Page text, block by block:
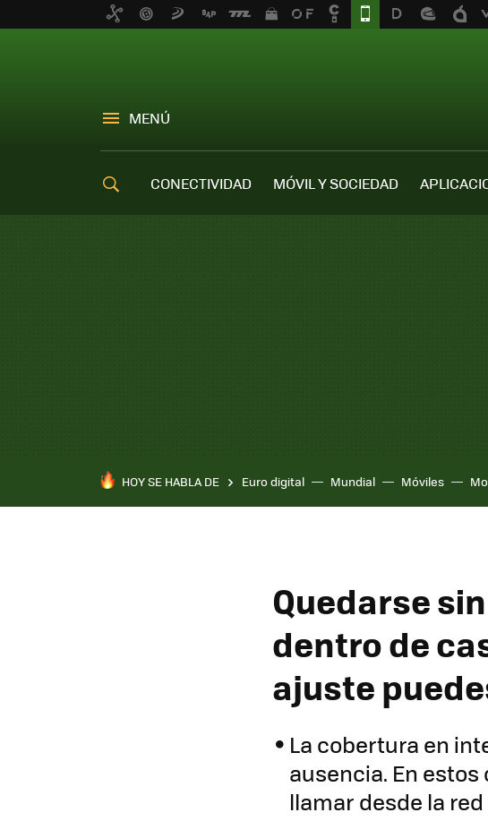
MENÚ
CONECTIVIDAD MÓVIL Y SOCIEDAD
HOY SE HABLA DE Euro digital Mundial Móviles
Pixel 10a
Quedarse
dentro de
ajuste
La cobertura en
ausencia. En
llamar desde la